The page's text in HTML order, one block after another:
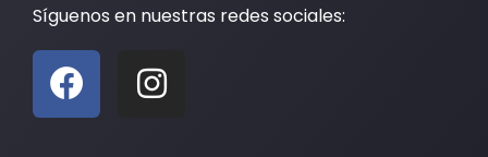
Síguenos en nuestras redes sociales:
F
a
c
I
n